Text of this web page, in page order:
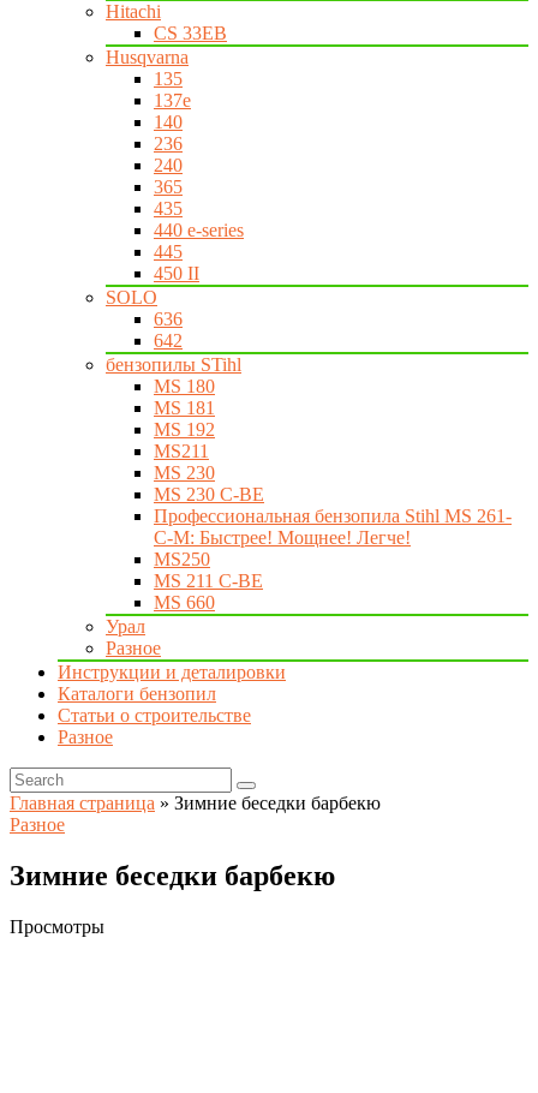
Hitachi
CS 33EB
Husqvarna
135
137e
140
236
240
365
435
440 e-series
445
450 II
SOLO
636
642
бензопилы STihl
MS 180
MS 181
MS 192
MS211
MS 230
MS 230 C-BE
Профессиональная бензопила Stihl MS 261-
C-M: Быстрее! Мощнее! Легче!
MS250
MS 211 C-BE
MS 660
Урал
Разное
Инструкции и деталировки
Каталоги бензопил
Статьи о строительстве
Разное
Главная страница » Зимние беседки барбекю
Разное
Зимние беседки барбекю
Просмотры